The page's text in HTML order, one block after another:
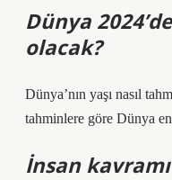
Dünya
olacak?
Dünya’nın yaşı nasıl
tahminlere göre Dünya
İnsan